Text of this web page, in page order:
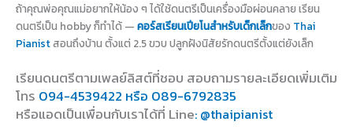
ถ้าคุณพ่อคุณแม่อยากให้น้อง ๆ ได้ใช้ดนตรีเป็นเครื่องมือผ่อนคลาย เรียน
ดนตรีเป็น hobby ก็ทำได้ — คอร์สเรียนเปียโนสำหรับเด็กเล็กของ Thai
Pianistสอนถึงบ้าน ตั้งแต่ 2.5 ขวบ ปลูกฝังนิสัยรักดนตรีตั้งแต่ยังเล็ก
เรียนดนตรีตามเพลย์ลิสต์ที่ชอบ สอบถามรายละเอียดเพิ่มเติม
โทร 094-4539422 หรือ 089-6792835
หรือแอดเป็นเพื่อนกับเราได้ที่ Line: @thaipianist